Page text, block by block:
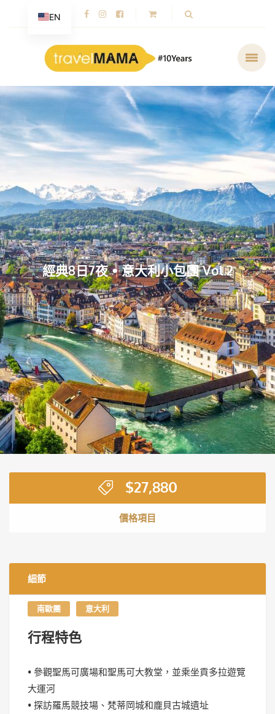
經典8日7夜 • 意大利小包團 Vol.2
$27,880
價格項目
細節
南歐團 意大利
行程特色
• 參觀聖馬可廣場和聖馬可大教堂，並乘坐貢多拉遊覽
大運河
• 探訪羅馬競技場、梵蒂岡城和龐貝古城遺址
EN